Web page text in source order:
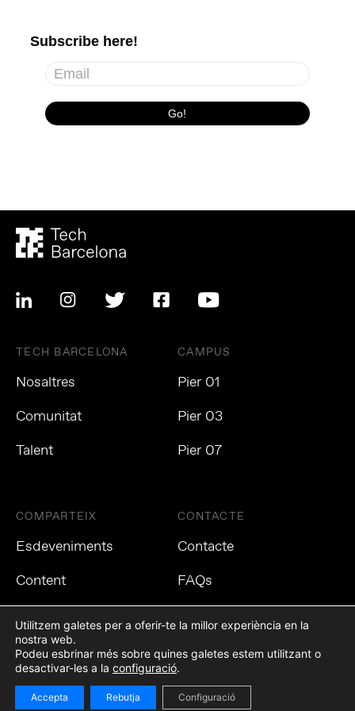
TECH BARCELONA
Nosaltres
Comunitat
Talent
CAMPUS
Pier 01
Pier 03
Pier 07
COMPARTEIX
Esdeveniments
Content
CONTACTE
Contacte
FAQs
Política de privacitat Política de cookies Avís Legal
©2021 Tech Barcelona. Tots els drets reservats.
Utilitzem galetes per a oferir-te la millor experiència en la
nostra web.
Podeu esbrinar més sobre quines galetes estem utilitzant o
desactivar-les a la configuració.
Accepta Rebutja Configuració